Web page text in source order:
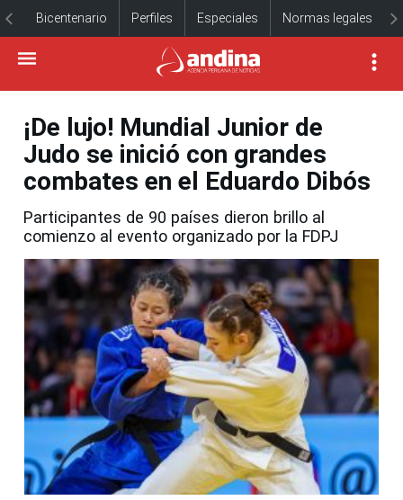
Bicentenario Perfiles Especiales Normas legales
¡De lujo! Mundial Junior de
Judo se inició con grandes
combates en el Eduardo Dibós
Participantes de 90 países dieron brillo al
comienzo al evento organizado por la FDPJ